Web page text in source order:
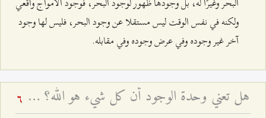
ولكنه في نفس الوقت ليس مستقلا عن وجود البحر، فليس لها وجود
آخر غير وجوده وفي عرض وجوده وفي مقابله.
هل تعني وحدة الوجود أن كل شيء هو الله؟ - بيان الشبهة و جوابها 6